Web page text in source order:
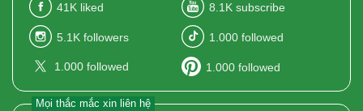
41K liked 8.1K subscribe
5.1K followers 1.000 followed
1.000 followed 1.000 followed
Mọi thắc mắc xin liên hệ